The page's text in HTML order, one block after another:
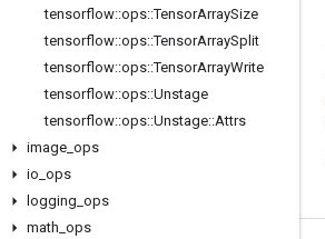
tensorflow::ops::TensorArraySize
tensorflow::ops::TensorArraySplit
tensorflow::ops::TensorArrayWrite
tensorflow::ops::Unstage
tensorflow::ops::Unstage::Attrs
image ops
io ops
logging ops
math ops